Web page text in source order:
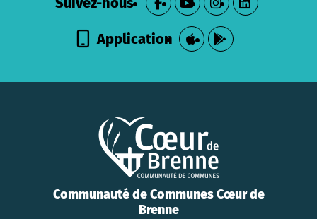
Application
Communauté de Communes Cœur de
Brenne